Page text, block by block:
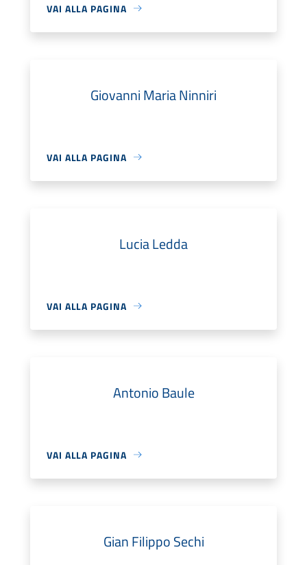
VAI ALLA PAGINA
Giovanni Maria Ninniri
VAI ALLA PAGINA
Lucia Ledda
VAI ALLA PAGINA
Antonio Baule
VAI ALLA PAGINA
Gian Filippo Sechi